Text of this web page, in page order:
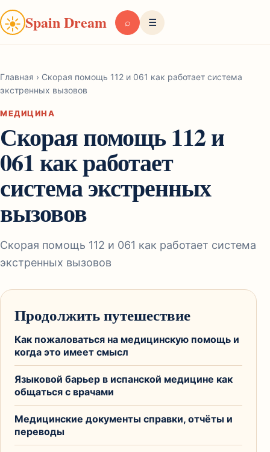
☀Spain Dream ⌕ ☰
Главная › Скорая помощь 112 и 061 как работает система
экстренных вызовов
МЕДИЦИНА
Скорая помощь 112 и
061 как работает
система экстренных
вызовов
Скорая помощь 112 и 061 как работает система
экстренных вызовов
Продолжить путешествие
Как пожаловаться на медицинскую помощь и
когда это имеет смысл
Языковой барьер в испанской медицине как
общаться с врачами
Медицинские документы справки, отчёты и
переводы